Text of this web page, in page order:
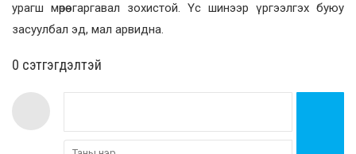
урагш мөрөө гаргавал зохистой. Үс шинээр үргээлгэх буюу
засуулбал эд, мал арвидна.
0 cэтгэгдэлтэй